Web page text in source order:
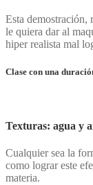
Esta demostración,
le quiera dar al
hiper realista mal
Clase con una
Texturas: agua y
Cualquier sea la
como lograr este
materia.